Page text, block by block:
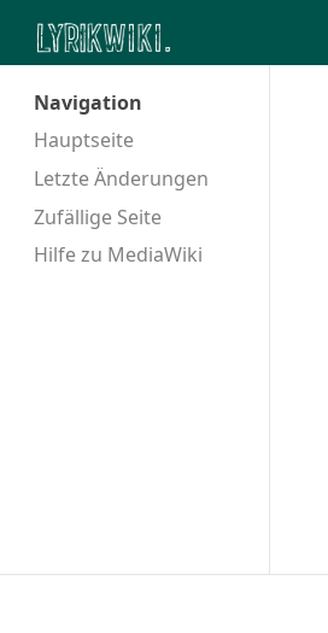
Navigation
Hauptseite
Letzte Änderungen
Zufällige Seite
Hilfe zu MediaWiki